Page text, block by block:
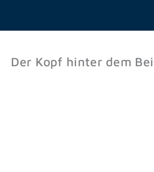
Der Kopf hinter dem